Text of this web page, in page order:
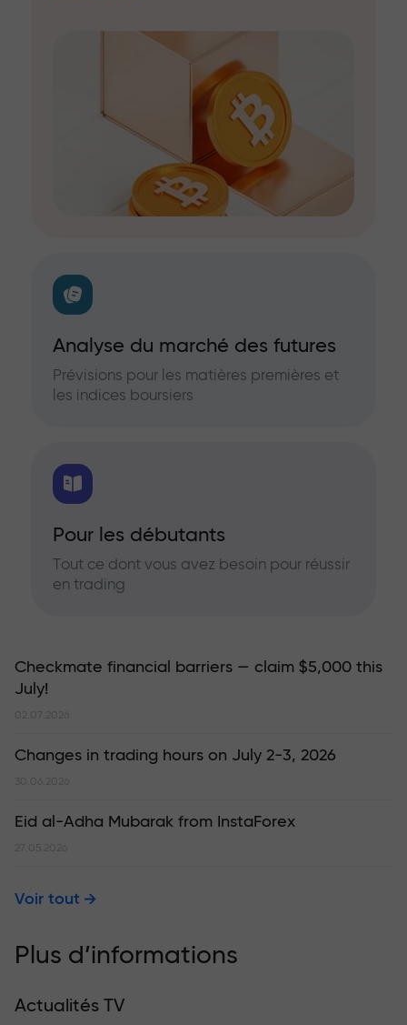
Analyse du marché des futures
Prévisions pour les matières premières et
les indices boursiers
Pour les débutants
Tout ce dont vous avez besoin pour réussir
en trading
Checkmate financial barriers — claim $5,000 this
July!
02.07.2026
Changes in trading hours on July 2-3, 2026
30.06.2026
Eid al-Adha Mubarak from InstaForex
27.05.2026
Voir tout
Plus d’informations
Actualités TV